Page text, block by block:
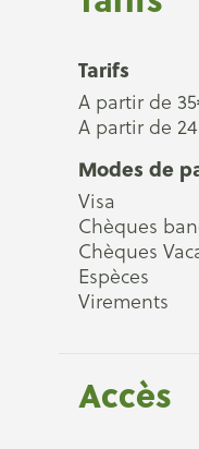
Tarifs
A partir de
A partir de
Modes de
Visa
Chèques
Chèques
Espèces
Virements
Accès